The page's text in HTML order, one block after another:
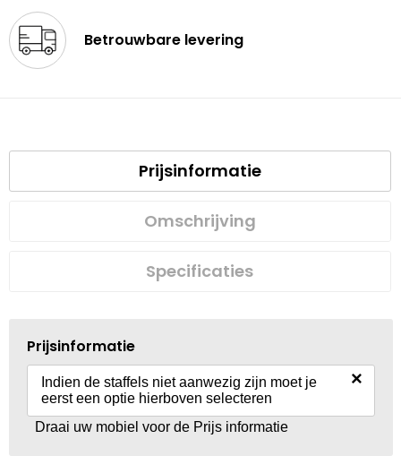
Betrouwbare levering
Prijsinformatie
Omschrijving
Specificaties
Prijsinformatie
Indien de staffels niet aanwezig zijn moet je
eerst een optie hierboven selecteren
×
Draai uw mobiel voor de Prijs informatie